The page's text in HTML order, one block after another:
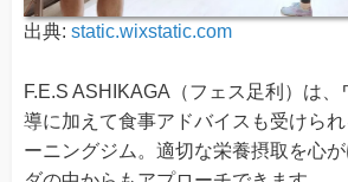
出典: static.wixstatic.com
F.E.S ASHIKAGA（フェス足利）は
導に加えて食事アドバイスも受けら
ーニングジム。適切な栄養摂取を心